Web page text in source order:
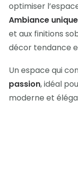
optimiser
Ambiance unique
et aux finitions
décor tendance
Un espace qui
passion, idéal
moderne et